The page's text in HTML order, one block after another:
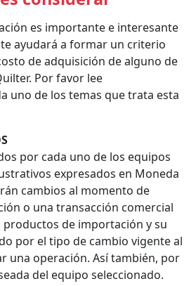
es importante e interesante
ayudará a formar un criterio
de adquisición de alguno de
Por favor lee
uno de los temas que trata esta
por cada uno de los equipos
expresados en Moneda
cambios al momento de
o una transacción comercial
productos de importación y su
por el tipo de cambio vigente al
una operación. Así también, por
del equipo seleccionado.